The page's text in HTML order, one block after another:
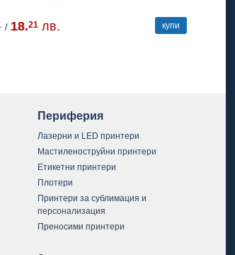
/ 18.21 лв. купи
Периферия
Лазерни и LED принтери
Мастиленоструйни принтери
Етикетни принтери
Плотери
Принтери за сублимация и
персонализация
Преносими принтери